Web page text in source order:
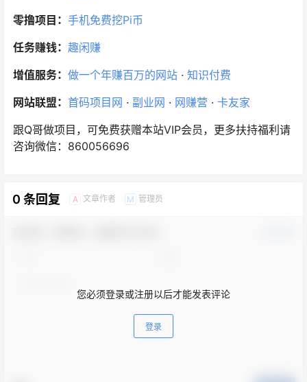
零撸项目： 手机免费挖Pi币
任务赚钱： 趣闲赚
增值服务： 做一个年赚百万的网站 · 知识付费
网站联盟： 首码项目网 · 副业网 · 网赚营 · 卡友家
跟Q哥做项目，可免费获赠本站VIP会员，更多扶持福利请
咨询微信：860056696
0 条回复 A 文章作者 M 管理员
您必须登录或注册以后才能发表评论
登录